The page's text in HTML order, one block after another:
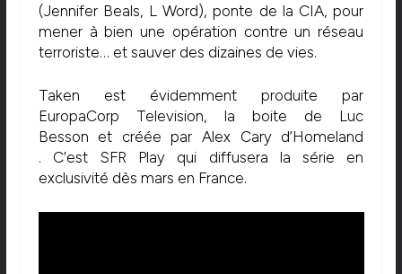
(Jennifer Beals, L Word), ponte de la CIA, pour
mener à bien une opération contre un réseau
terroriste… et sauver des dizaines de vies.
Taken est évidemment produite par
EuropaCorp Television, la boite de Luc
Besson et créée par Alex Cary d’Homeland
. C’est SFR Play qui diffusera la série en
exclusivité dès mars en France.